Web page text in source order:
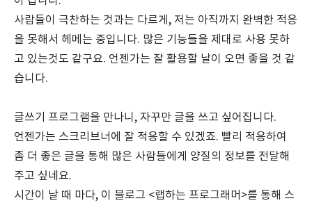
사람들이 극찬하는 것과는 다르게, 저는 아직까지 완벽한 적응
을 못해서 헤메는 중입니다. 많은 기능들을 제대로 사용 못하
고 있는것도 같구요. 언젠가는 잘 활용할 날이 오면 좋을 것 같
습니다.
글쓰기 프로그램을 만나니, 자꾸만 글을 쓰고 싶어집니다.
언젠가는 스크리브너에 잘 적응할 수 있겠죠. 빨리 적응하여
좀 더 좋은 글을 통해 많은 사람들에게 양질의 정보를 전달해
주고 싶네요.
시간이 날 때 마다, 이 블로그 <랩하는 프로그래머>를 통해 스